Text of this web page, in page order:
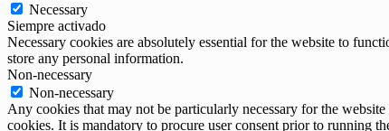
Necessary
Siempre activado
Necessary cookies are absolutely essential for the website to
store any personal information.
Non-necessary
Non-necessary
Any cookies that may not be particularly necessary for the
cookies. It is mandatory to procure user consent prior to running